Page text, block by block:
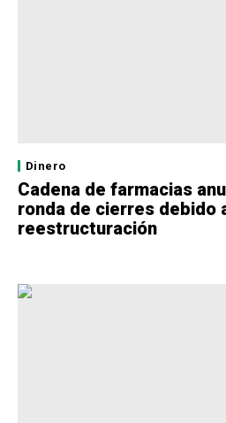
Dinero
Cadena de farmacias
ronda de cierres debido
reestructuración